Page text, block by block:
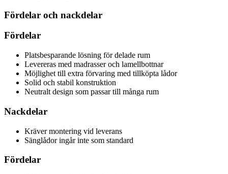
Fördelar och nackdelar
Fördelar
Platsbesparande lösning för delade rum
Levereras med madrasser och lamellbottnar
Möjlighet till extra förvaring med tillköpta lådor
Solid och stabil konstruktion
Neutralt design som passar till många rum
Nackdelar
Kräver montering vid leverans
Sänglådor ingår inte som standard
Fördelar